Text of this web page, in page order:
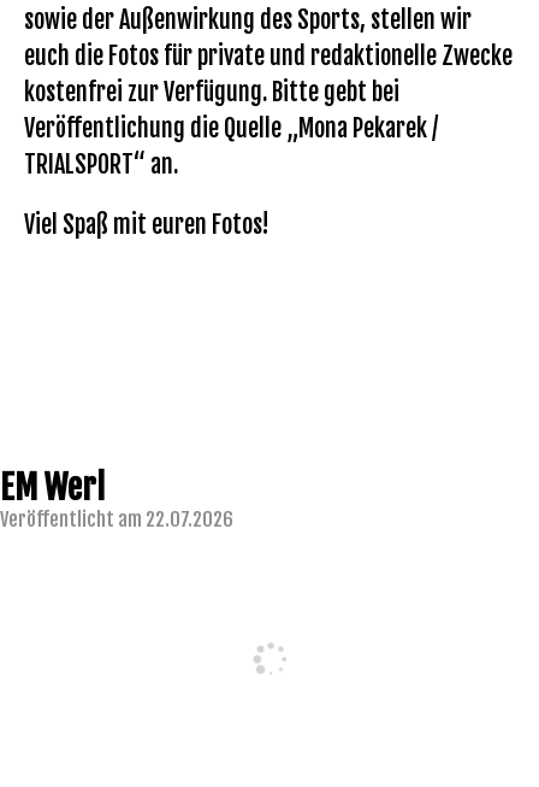
sowie der Außenwirkung des Sports, stellen wir
euch die Fotos für private und redaktionelle Zwecke
kostenfrei zur Verfügung. Bitte gebt bei
Veröffentlichung die Quelle „Mona Pekarek /
TRIALSPORT“ an.
Viel Spaß mit euren Fotos!
EM Werl
Veröffentlicht am 22.07.2026